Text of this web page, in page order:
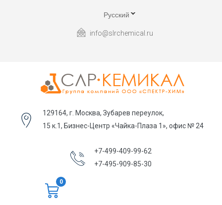
Русский
info@slrchemical.ru
129164, г. Москва, Зубарев переулок,
15 к.1, Бизнес-Центр «Чайка-Плаза 1», офис № 24
+7-499-409-99-62
+7-495-909-85-30
0